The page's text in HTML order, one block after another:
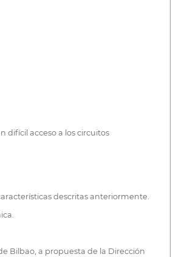
difícil acceso a los circuitos
descritas anteriormente.
Bilbao, a propuesta de la Dirección